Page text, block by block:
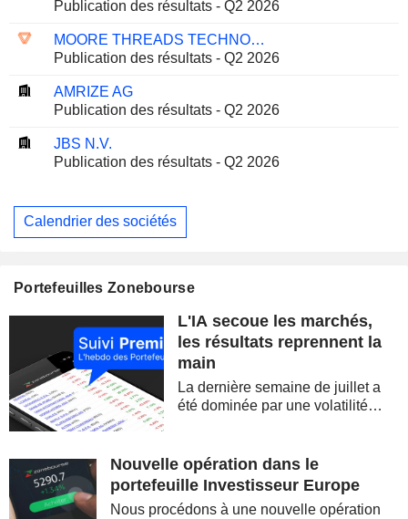
Publication des résultats - Q2 2026
MOORE THREADS TECHNOLOGY CO., LTD.
Publication des résultats - Q2 2026
AMRIZE AG
Publication des résultats - Q2 2026
JBS N.V.
Publication des résultats - Q2 2026
Calendrier des sociétés
Portefeuilles Zonebourse
L'IA secoue les marchés,
les résultats reprennent la
main
La dernière semaine de juillet a
été dominée par une volatilité
semi-conducteurs. Les
inquiétudes sur la soutenabilité
Nouvelle opération dans le
portefeuille Investisseur Europe
Nous procédons à une nouvelle opération